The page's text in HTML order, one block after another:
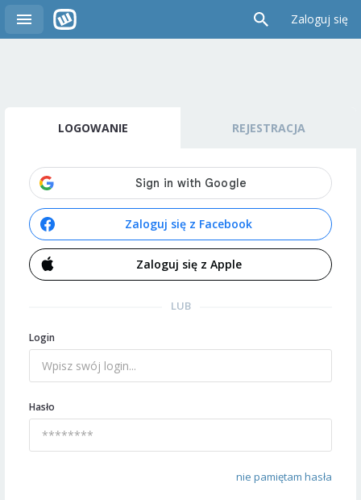
Zaloguj się
LOGOWANIE REJESTRACJA
Zaloguj się z Facebook
Zaloguj się z Apple
LUB
Login
Hasło
nie pamiętam hasła